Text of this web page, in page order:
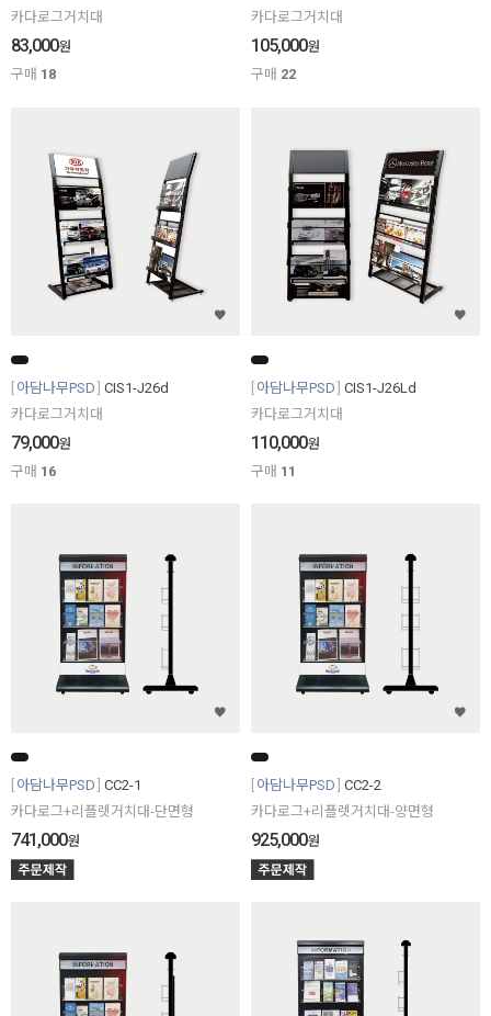
카다로그거치대
83,000원
구매 18
카다로그거치대
105,000원
구매 22
아담나무PSD CIS1-J26d
카다로그거치대
79,000원
구매 16
아담나무PSD CIS1-J26Ld
카다로그거치대
110,000원
구매 11
아담나무PSD CC2-1
카다로그+리플렛거치대-단면형
741,000원
아담나무PSD CC2-2
카다로그+리플렛거치대-양면형
925,000원